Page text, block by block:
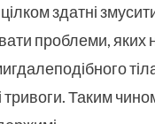
здатні
проблеми, яких
Таким